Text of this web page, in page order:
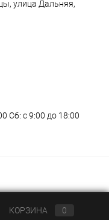
улица Дальняя,
Сб: с 9:00 до 18:00
КОРЗИНА 0